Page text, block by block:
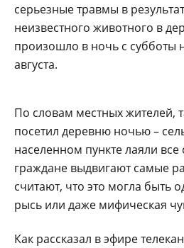
серьезные травмы в
неизвестного животного в
произошло в ночь с субботы
августа.
По словам местных жителей,
посетил деревню ночью –
населенном пункте лаяли
граждане выдвигают самые
считают, что это могла быть
рысь или даже мифическая
Как рассказал в эфире